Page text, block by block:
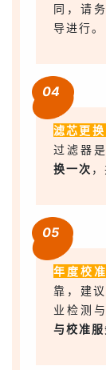
同，请
导进行。
04
滤芯更
过滤器
换一次
05
年度校
靠，建
业检测
与校准服